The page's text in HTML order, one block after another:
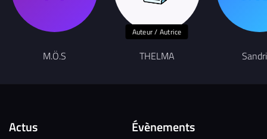
M.Ö.S
Auteur / Autrice
THELMA
Actus Évènements